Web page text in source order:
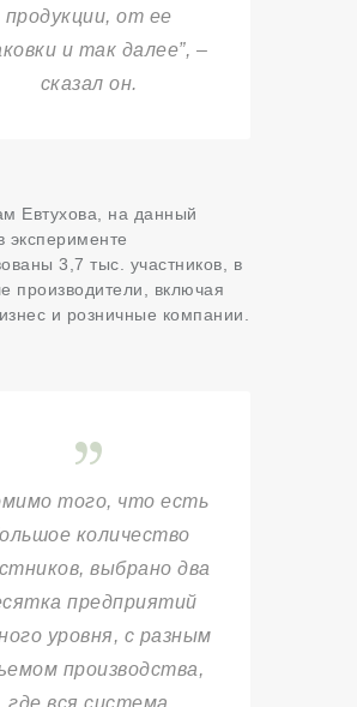
продукции, от ее
и так далее”, –
сказал он.
Евтухова, на данный
эксперименте
3,7 тыс. участников, в
производители, включая
и розничные компании.
того, что есть
количество
выбрано два
предприятий
уровня, с разным
производства,
где вся система